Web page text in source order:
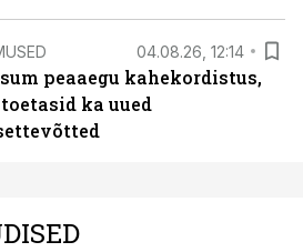
04.08.26, 12:14
peaaegu kahekordistus,
ka uued